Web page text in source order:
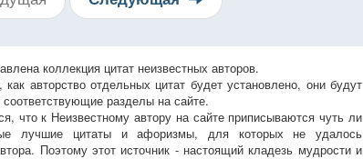
коллекция цитат неизвестных авторов.
как авторство отдельных цитат будет установлено, они будут
разделы на сайте.
что к Неизвестному автору на сайте приписываются чуть ли
лучшие цитаты и афоризмы, для которых не удалось
Поэтому этот источник - настоящий кладезь мудрости и